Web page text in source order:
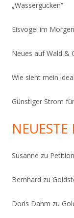
„Wassergucken“
Eisvogel im
Neues auf Wald &
Wie sieht mein
Günstiger Strom
Susanne zu
Bernhard zu
Doris Dahm zu